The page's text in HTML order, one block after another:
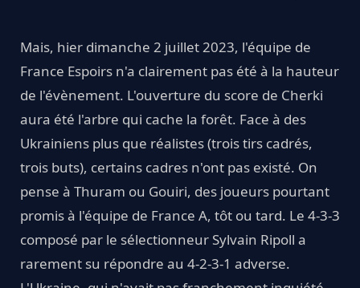
Mais, hier dimanche 2 juillet 2023, l'équipe de
France Espoirs n'a clairement pas été à la hauteur
de l'évènement. L'ouverture du score de Cherki
aura été l'arbre qui cache la forêt. Face à des
Ukrainiens plus que réalistes (trois tirs cadrés,
trois buts), certains cadres n'ont pas existé. On
pense à Thuram ou Gouiri, des joueurs pourtant
promis à l'équipe de France A, tôt ou tard. Le 4-3-3
composé par le sélectionneur Sylvain Ripoll a
rarement su répondre au 4-2-3-1 adverse.